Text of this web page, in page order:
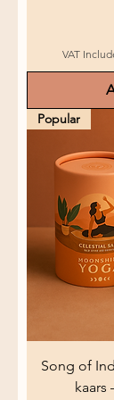
VAT
Popular
Song of
kaars